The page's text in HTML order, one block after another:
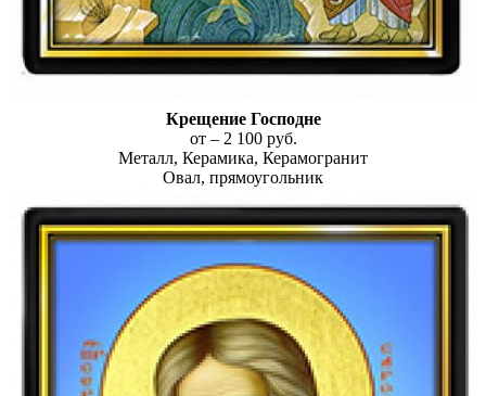
Крещение Господне
от – 2 100 руб.
Металл, Керамика, Керамогранит
Овал, прямоугольник